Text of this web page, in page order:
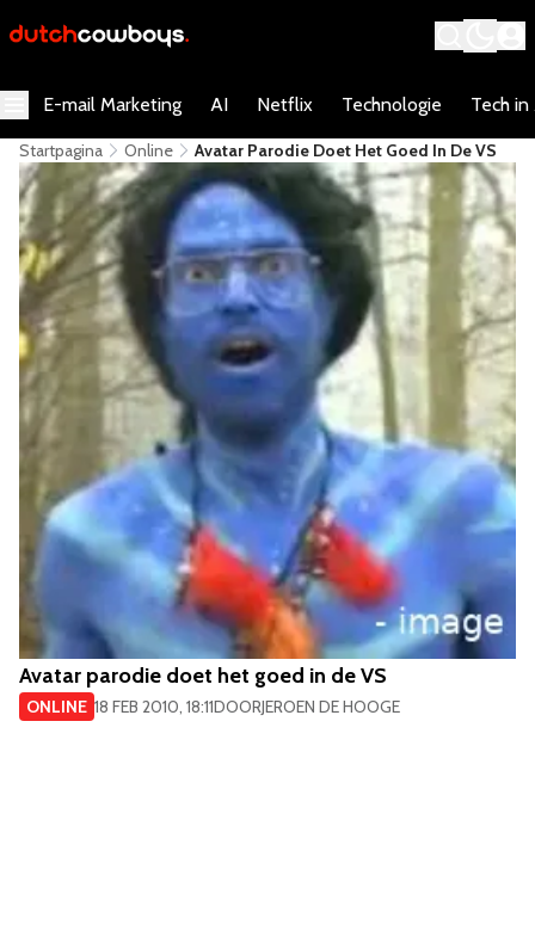
E-mail Marketing AI Netflix Technologie Tech in
Startpagina Online Avatar Parodie Doet Het Goed In De VS
Avatar parodie doet het goed in de VS
ONLINE 18 FEB 2010, 18:11DOORJEROEN DE HOOGE